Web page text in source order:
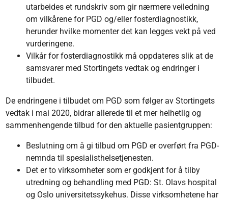
utarbeides et rundskriv som gir nærmere veiledning
om vilkårene for PGD og/eller fosterdiagnostikk,
herunder hvilke momenter det kan legges vekt på ved
vurderingene.
Vilkår for fosterdiagnostikk må oppdateres slik at de
samsvarer med Stortingets vedtak og endringer i
tilbudet.
De endringene i tilbudet om PGD som følger av Stortingets
vedtak i mai 2020, bidrar allerede til et mer helhetlig og
sammenhengende tilbud for den aktuelle pasientgruppen:
Beslutning om å gi tilbud om PGD er overført fra PGD-
nemnda til spesialisthelsetjenesten.
Det er to virksomheter som er godkjent for å tilby
utredning og behandling med PGD: St. Olavs hospital
og Oslo universitetssykehus. Disse virksomhetene har